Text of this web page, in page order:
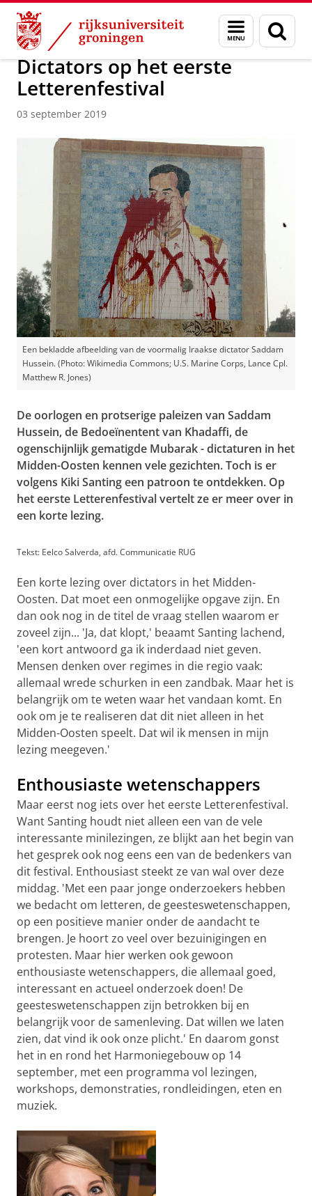
Skip
Content
Skip
Navigation
Menu
en
zoeken
Over ons Actueel Nieuws Nieuwsberichten
Dictators op het eerste
Letterenfestival
03 september 2019
Een bekladde afbeelding van de voormalig Iraakse dictator Saddam
Hussein. (Photo: Wikimedia Commons; U.S. Marine Corps, Lance Cpl.
Matthew R. Jones)
De oorlogen en protserige paleizen van Saddam
Hussein, de Bedoeïnentent van Khadaffi, de
ogenschijnlijk gematigde Mubarak - dictaturen in het
Midden-Oosten kennen vele gezichten. Toch is er
volgens Kiki Santing een patroon te ontdekken. Op
het eerste Letterenfestival vertelt ze er meer over in
een korte lezing.
Tekst: Eelco Salverda, afd. Communicatie RUG
Een korte lezing over dictators in het Midden-
Oosten. Dat moet een onmogelijke opgave zijn. En
dan ook nog in de titel de vraag stellen waarom er
zoveel zijn... 'Ja, dat klopt,' beaamt Santing lachend,
'een kort antwoord ga ik inderdaad niet geven.
Mensen denken over regimes in die regio vaak:
allemaal wrede schurken in een zandbak. Maar het is
belangrijk om te weten waar het vandaan komt. En
ook om je te realiseren dat dit niet alleen in het
Midden-Oosten speelt. Dat wil ik mensen in mijn
lezing meegeven.'
Enthousiaste wetenschappers
Maar eerst nog iets over het eerste Letterenfestival.
Want Santing houdt niet alleen een van de vele
interessante minilezingen, ze blijkt aan het begin van
het gesprek ook nog eens een van de bedenkers van
dit festival. Enthousiast steekt ze van wal over deze
middag. 'Met een paar jonge onderzoekers hebben
we bedacht om letteren, de geesteswetenschappen,
op een positieve manier onder de aandacht te
brengen. Je hoort zo veel over bezuinigingen en
protesten. Maar hier werken ook gewoon
enthousiaste wetenschappers, die allemaal goed,
interessant en actueel onderzoek doen! De
geesteswetenschappen zijn betrokken bij en
belangrijk voor de samenleving. Dat willen we laten
zien, dat vind ik ook onze plicht.' En daarom gonst
het in en rond het Harmoniegebouw op 14
september, met een programma vol lezingen,
workshops, demonstraties, rondleidingen, eten en
muziek.